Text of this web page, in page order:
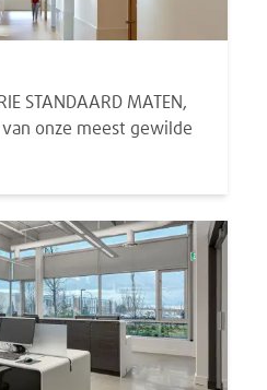
STANDAARD MATEN,
onze meest gewilde